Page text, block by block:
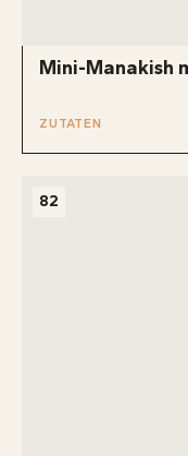
Mini-Manakish
ZUTATEN
82